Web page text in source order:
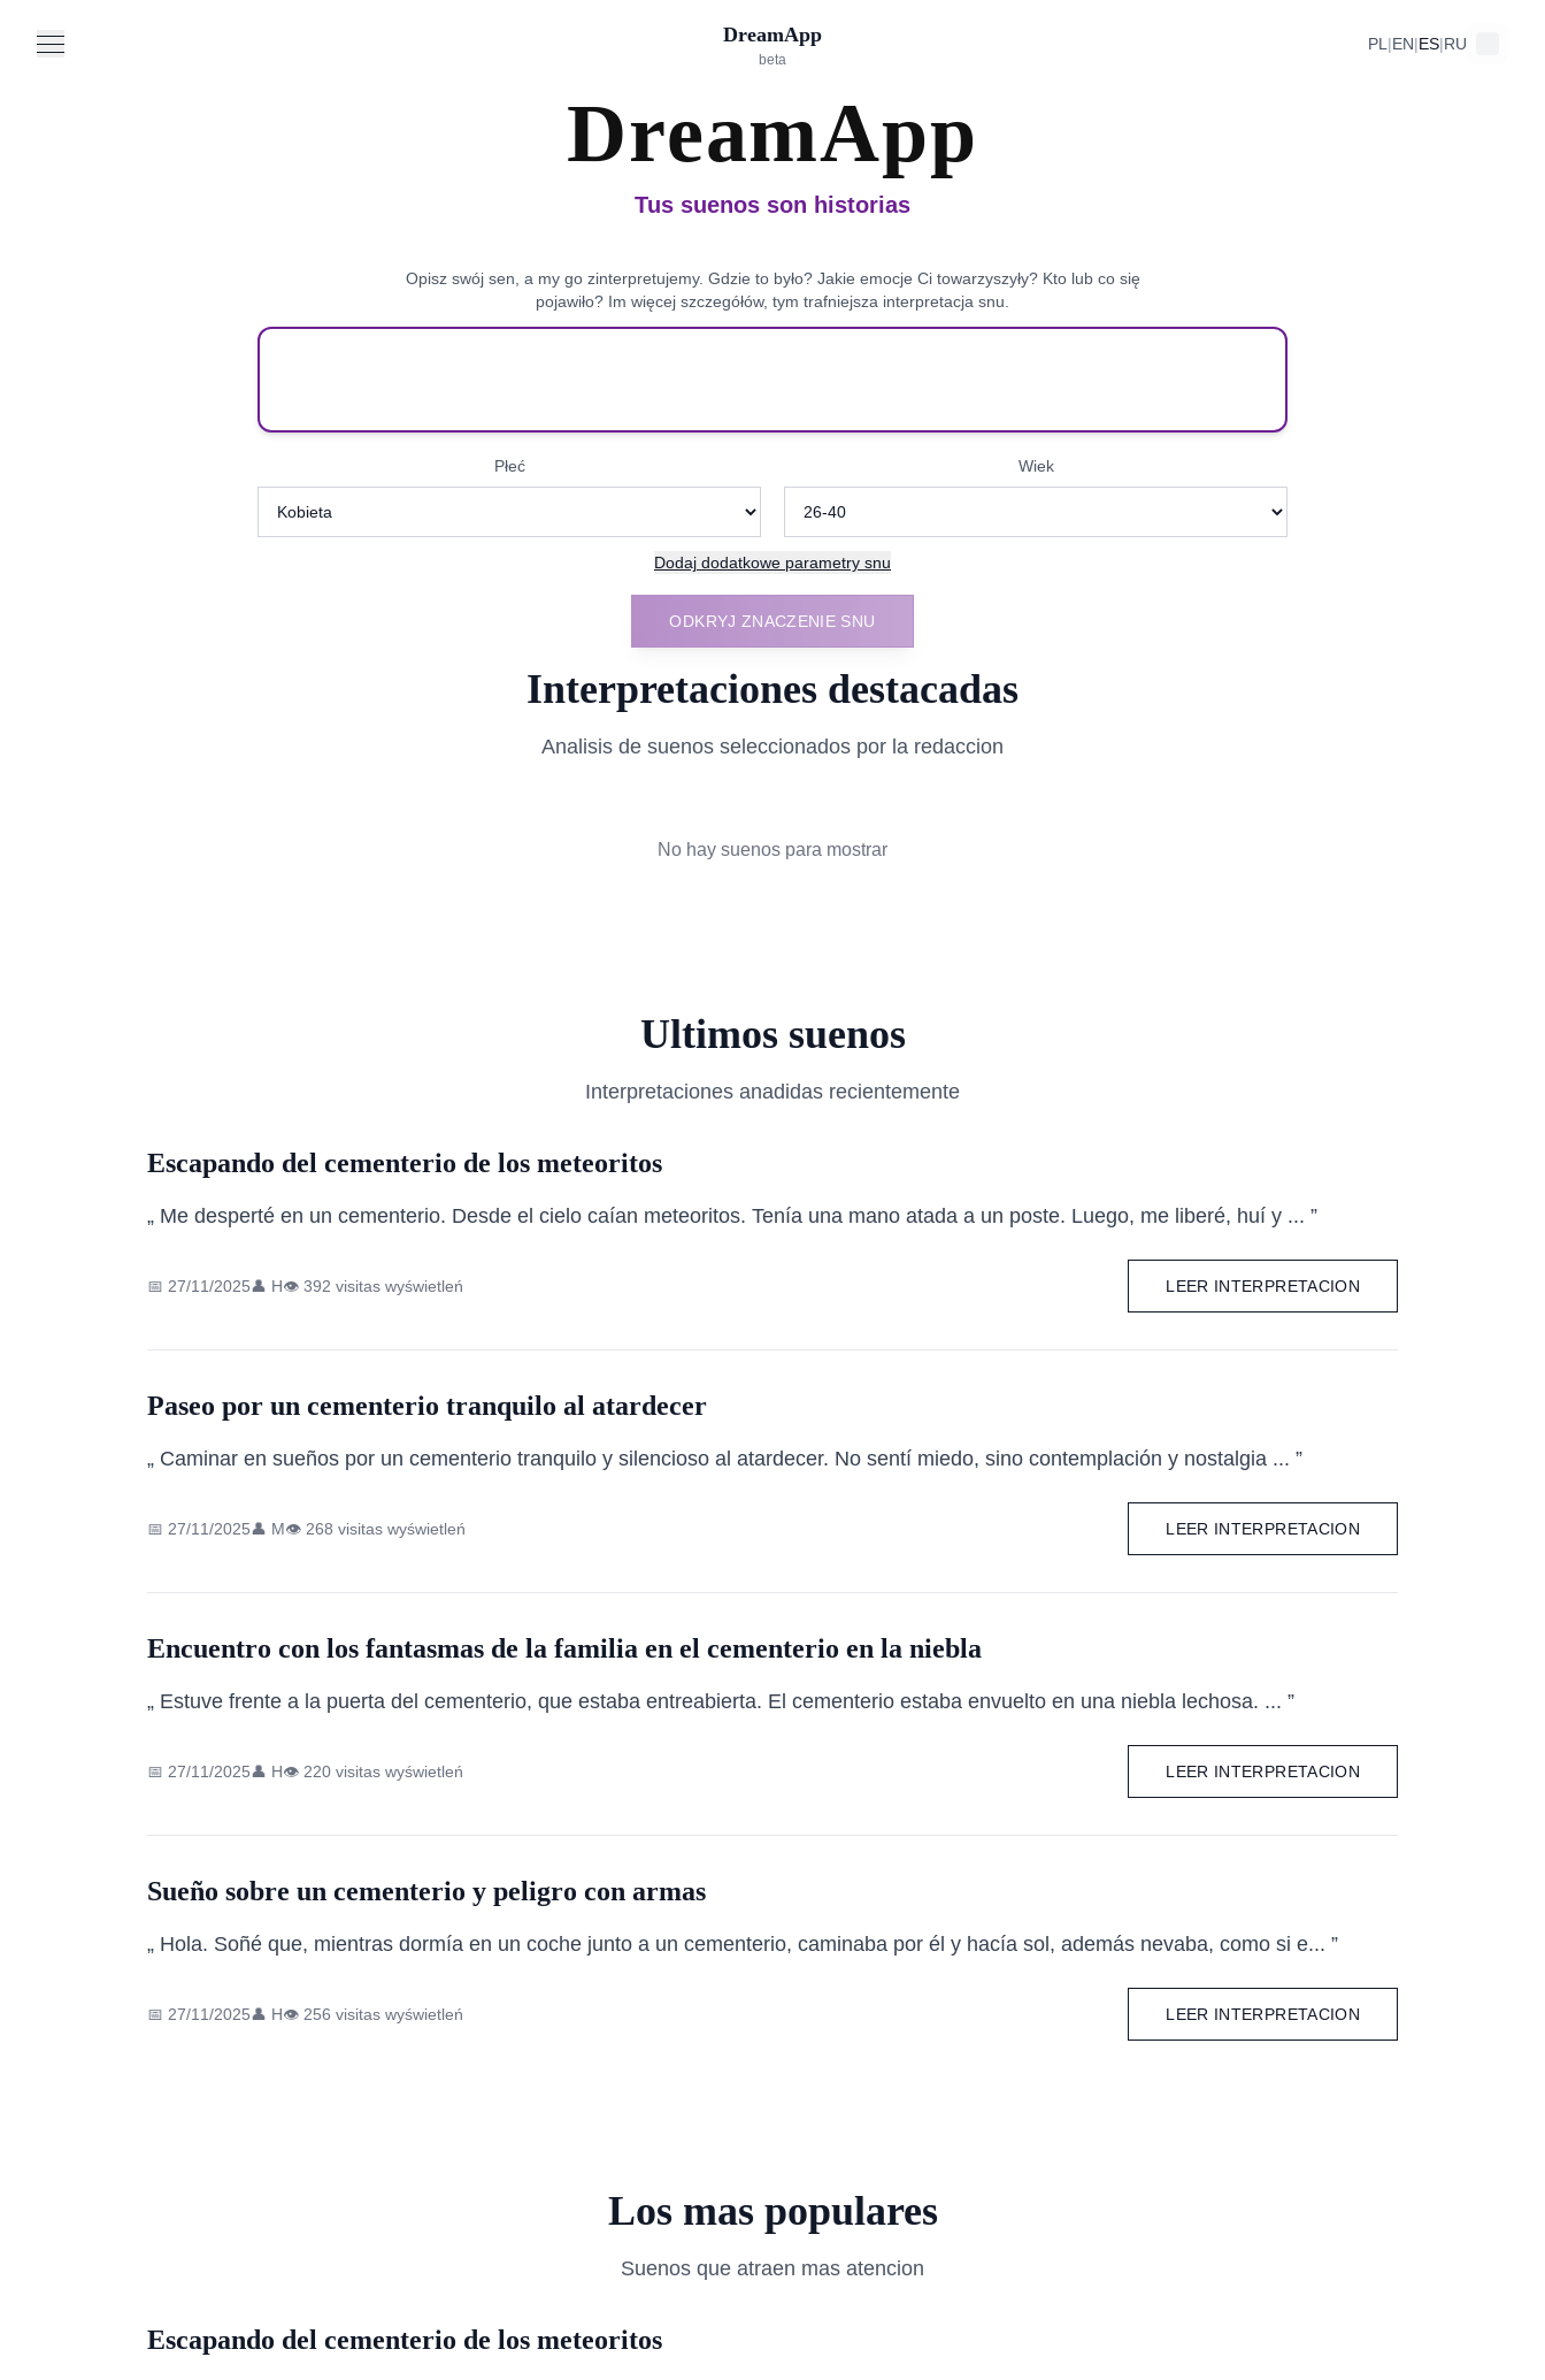
DreamApp
beta
PL |EN|ES|RU
DreamApp
Tus suenos son historias
Opisz swój sen, a my go zinterpretujemy. Gdzie to było? Jakie emocje Ci towarzyszyły? Kto lub co się
pojawiło? Im więcej szczegółów, tym trafniejsza interpretacja snu.
Płeć Wiek
Dodaj dodatkowe parametry snu
ODKRYJ ZNACZENIE SNU
Interpretaciones destacadas
Analisis de suenos seleccionados por la redaccion
No hay suenos para mostrar
Ultimos suenos
Interpretaciones anadidas recientemente
Escapando del cementerio de los meteoritos
„ Me desperté en un cementerio. Desde el cielo caían meteoritos. Tenía una mano atada a un poste. Luego, me liberé, huí y ... ”
📅 27/11/2025👤 H👁️ 392 visitas wyświetleń LEER INTERPRETACION
Paseo por un cementerio tranquilo al atardecer
„ Caminar en sueños por un cementerio tranquilo y silencioso al atardecer. No sentí miedo, sino contemplación y nostalgia ... ”
📅 27/11/2025👤 M👁️ 268 visitas wyświetleń LEER INTERPRETACION
Encuentro con los fantasmas de la familia en el cementerio en la niebla
„ Estuve frente a la puerta del cementerio, que estaba entreabierta. El cementerio estaba envuelto en una niebla lechosa. ... ”
📅 27/11/2025👤 H👁️ 220 visitas wyświetleń LEER INTERPRETACION
Sueño sobre un cementerio y peligro con armas
„ Hola. Soñé que, mientras dormía en un coche junto a un cementerio, caminaba por él y hacía sol, además nevaba, como si e... ”
📅 27/11/2025👤 H👁️ 256 visitas wyświetleń LEER INTERPRETACION
Los mas populares
Suenos que atraen mas atencion
Escapando del cementerio de los meteoritos